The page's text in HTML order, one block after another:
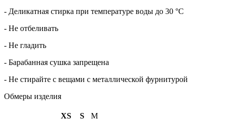
- Деликатная стирка при температуре воды до 30 °C
- Не отбеливать
- Не гладить
- Барабанная сушка запрещена
- Не стирайте с вещами с металлической фурнитурой
Обмеры изделия
XS S
M